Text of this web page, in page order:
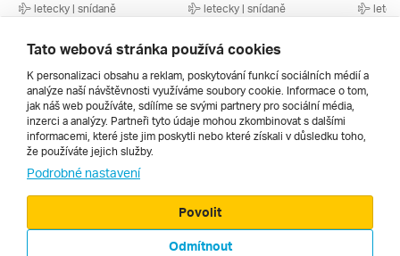
letecky | snídaně
70 189 Kč
letecky | snídaně
62 984 Kč
Všechny
Cestopisy
Tato webová stránka používá cookies
K personalizaci obsahu a reklam, poskytování funkcí sociálních médií a
analýze naší návštěvnosti využíváme soubory cookie. Informace o tom,
jak náš web používáte, sdílíme se svými partnery pro sociální média,
inzerci a analýzy. Partneři tyto údaje mohou zkombinovat s dalšími
informacemi, které jste jim poskytli nebo které získali v důsledku toho,
že používáte jejich služby.
Podrobné nastavení
Odmítnout
Povolit